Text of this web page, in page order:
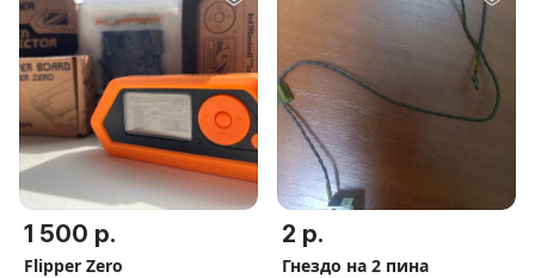
1 500 р.
Flipper Zero
2 р.
Гнездо на 2 пина